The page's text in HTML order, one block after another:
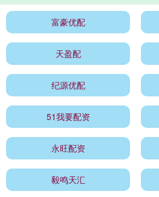
富豪优配
天盈配
纪源优配
51我要配资
永旺配资
毅鸣天汇